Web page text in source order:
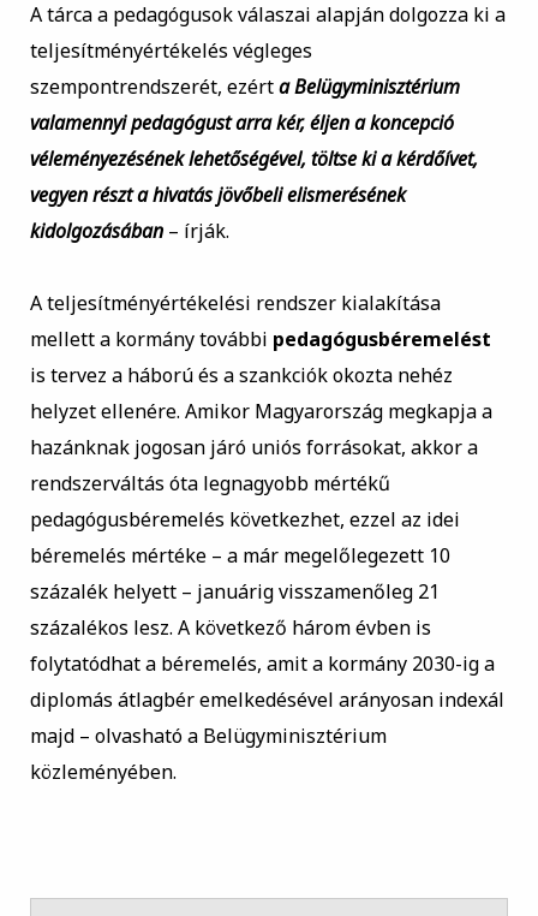
A tárca a pedagógusok válaszai alapján dolgozza ki a
teljesítményértékelés végleges
szempontrendszerét, ezérta Belügyminisztérium
valamennyi pedagógust arra kér, éljen a koncepció
véleményezésének lehetőségével, töltse ki a kérdőívet,
vegyen részt a hivatás jövőbeli elismerésének
kidolgozásában – írják.
A teljesítményértékelési rendszer kialakítása
mellett a kormány további pedagógusbéremelést
is tervez a háború és a szankciók okozta nehéz
helyzet ellenére. Amikor Magyarország megkapja a
hazánknak jogosan járó uniós forrásokat, akkor a
rendszerváltás óta legnagyobb mértékű
pedagógusbéremelés következhet, ezzel az idei
béremelés mértéke – a már megelőlegezett 10
százalék helyett – januárig visszamenőleg 21
százalékos lesz. A következő három évben is
folytatódhat a béremelés, amit a kormány 2030-ig a
diplomás átlagbér emelkedésével arányosan indexál
majd – olvasható a Belügyminisztérium
közleményében.